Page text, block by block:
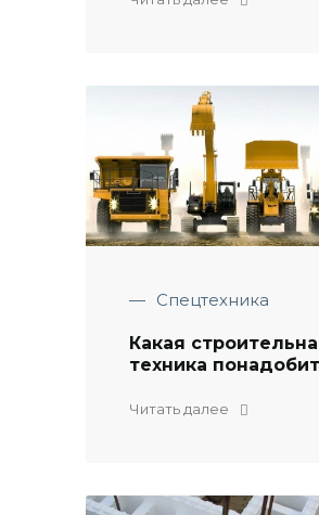
— Спецтехника
Какая
техника
Читать далее